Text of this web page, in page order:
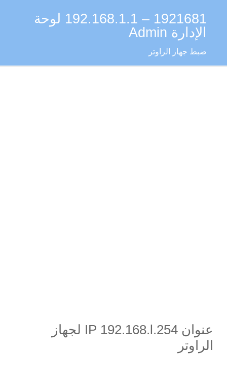
content
1921681 – 192.168.1.1 لوحة
الإدارة Admin
ضبط جهاز الراوتر
عنوان IP 192.168.l.254 لجهاز
الراوتر